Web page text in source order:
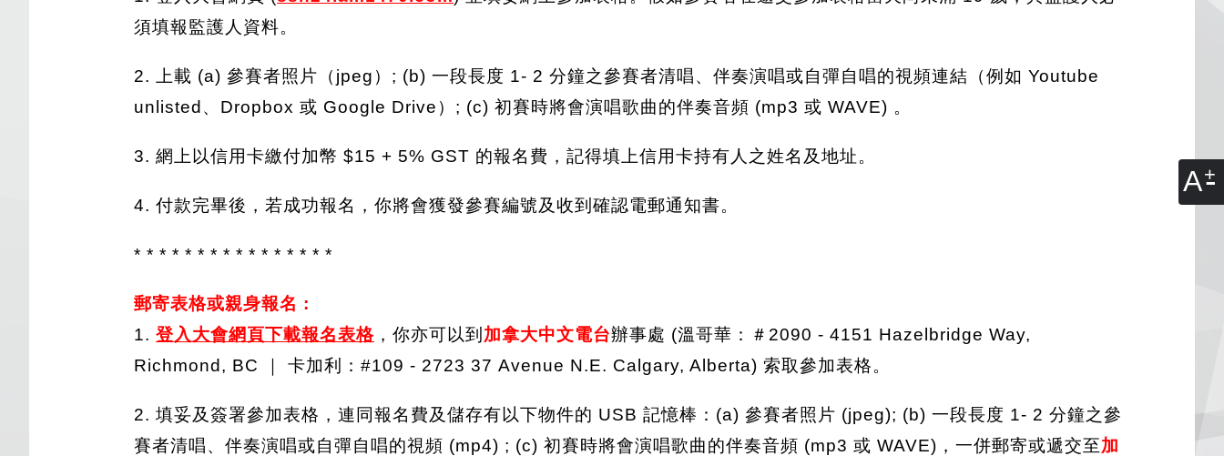
A
須填報監護人資料。
2. 上載 (a) 參賽者照片（jpeg）; (b) 一段長度 1- 2 分鐘之參賽者清唱、伴奏演唱或自彈自唱的視頻連結（例如 Youtube
unlisted、Dropbox 或 Google Drive）; (c) 初賽時將會演唱歌曲的伴奏音頻 (mp3 或 WAVE) 。
3. 網上以信用卡繳付加幣 $15 + 5% GST 的報名費，記得填上信用卡持有人之姓名及地址。
4. 付款完畢後，若成功報名，你將會獲發參賽編號及收到確認電郵通知書。
* * * * * * * * * * * * * * * *
郵寄表格或親身報名 :
1. 登入大會網頁下載報名表格 ，你亦可以到 加拿大中文電台辦事處 (溫哥華：＃2090 - 4151 Hazelbridge Way,
Richmond, BC ｜ 卡加利：#109 - 2723 37 Avenue N.E. Calgary, Alberta) 索取參加表格。
2. 填妥及簽署參加表格，連同報名費及儲存有以下物件的 USB 記憶棒：(a) 參賽者照片 (jpeg); (b) 一段長度 1- 2 分鐘之參
賽者清唱、伴奏演唱或自彈自唱的視頻 (mp4) ; (c) 初賽時將會演唱歌曲的伴奏音頻 (mp3 或 WAVE)，一併郵寄或遞交至加